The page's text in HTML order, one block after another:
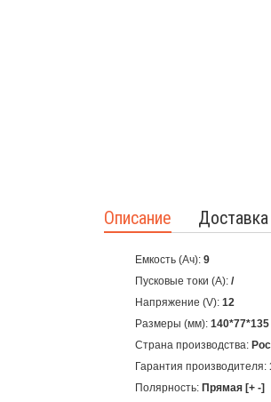
Описание Доставка
Емкость (Ач): 9
Пусковые токи (А): /
Напряжение (V): 12
Размеры (мм): 140*77*135
Страна производства:
Гарантия производителя:
Полярность: Прямая [+ -]